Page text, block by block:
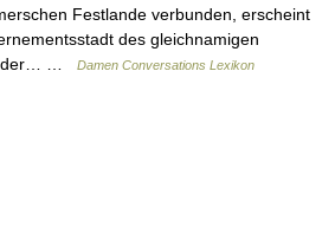
Festlande verbunden, erscheint
des gleichnamigen
der… …
Damen Conversations Lexikon